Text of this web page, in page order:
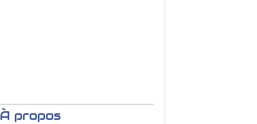
À propos